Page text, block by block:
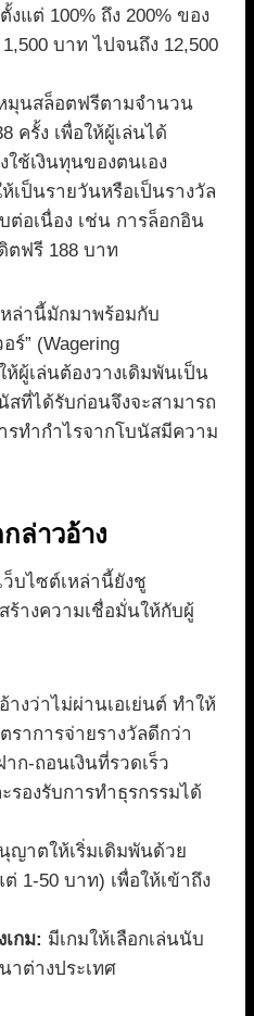
แต่ 100% ถึง 200% ของ
บาท ไปจนถึง 12,500
มุนสล็อตฟรีตามจำนวน
ครั้ง เพื่อให้ผู้เล่นได้
ใช้เงินทุนของตนเอง
เป็นรายวันหรือเป็นรางวัล
ต่อเนื่อง เช่น การล็อกอิน
ตฟรี 188 บาท
ล่านี้มักมาพร้อมกับ
ร์” (Wagering
ผู้เล่นต้องวางเดิมพันเป็น
สที่ได้รับก่อนจึงจะสามารถ
รทำกำไรจากโบนัสมีความ
ล่าวอ้าง
บไซต์เหล่านี้ยังชู
างความเชื่อมั่นให้กับผู้
อ้างว่าไม่ผ่านเอเย่นต์ ทำให้
ราการจ่ายรางวัลดีกว่า
าก-ถอนเงินที่รวดเร็ว
องรับการทำธุรกรรมได้
ญาตให้เริ่มเดิมพันด้วย
1-50 บาท) เพื่อให้เข้าถึง
กม: มีเกมให้เลือกเล่นนับ
ต่างประเทศ